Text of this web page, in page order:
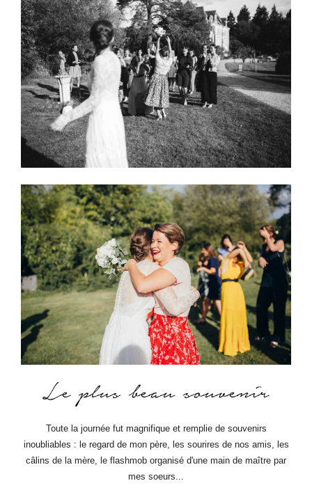
Toute la journée fut magnifique et remplie de souvenirs
inoubliables : le regard de mon père, les sourires de nos amis, les
câlins de la mère, le flashmob organisé d'une main de maître par
mes soeurs...